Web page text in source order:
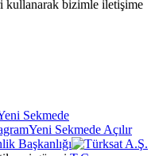
kullanarak bizimle iletişime
Sekmede
Yeni Sekmede Açılır